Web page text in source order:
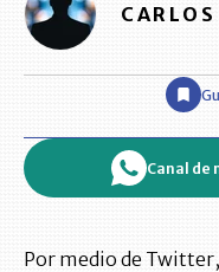
Canal de
Por medio de